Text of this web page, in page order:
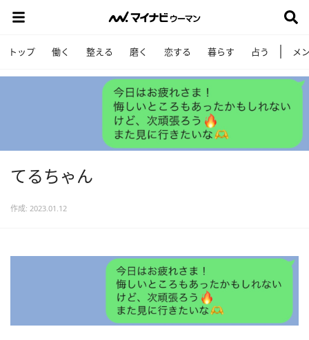
トップ 働く 整える 磨く 恋する 暮らす 占う メ
てるちゃん
作成: 2023.01.12